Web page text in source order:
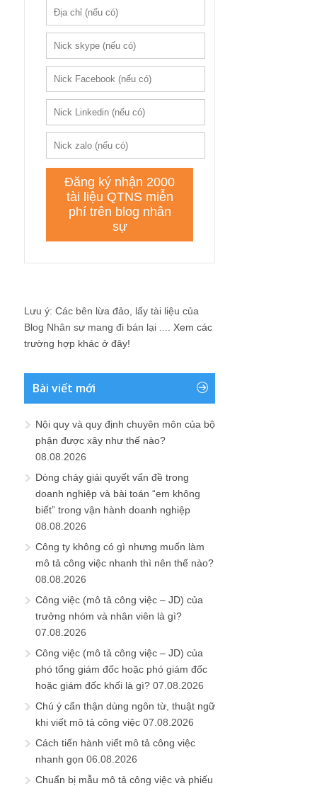
Lưu ý: Các bên lừa đảo, lấy tài liệu của
Blog Nhân sự mang đi bán lại .... Xem các
trường hợp khác ở đây!
Bài viết mới
Nội quy và quy định chuyên môn của bộ
phận được xây như thế nào?
08.08.2026
Dòng chảy giải quyết vấn đề trong
doanh nghiệp và bài toán “em không
biết” trong vận hành doanh nghiệp
08.08.2026
Công ty không có gì nhưng muốn làm
mô tả công việc nhanh thì nên thế nào?
08.08.2026
Công việc (mô tả công việc – JD) của
trưởng nhóm và nhân viên là gì?
07.08.2026
Công việc (mô tả công việc – JD) của
phó tổng giám đốc hoặc phó giám đốc
hoặc giám đốc khối là gì? 07.08.2026
Chú ý cẩn thận dùng ngôn từ, thuật ngữ
khi viết mô tả công việc 07.08.2026
Cách tiến hành viết mô tả công việc
nhanh gọn 06.08.2026
Chuẩn bị mẫu mô tả công việc và phiếu